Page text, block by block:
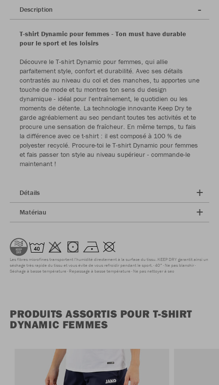
Description
T-shirt Dynamic pour femmes - Ton must have durable
pour le sport et les loisirs
Découvre le T-shirt Dynamic pour femmes, qui allie
parfaitement style, confort et durabilité. Avec ses détails
contrastés au niveau du col et des manches, tu apportes une
touche de mode et tu montres ton sens du design
dynamique - idéal pour l'entraînement, le quotidien ou les
moments de détente. La technologie innovante Keep Dry te
garde agréablement au sec pendant toutes tes activités et te
procure une sensation de fraîcheur. En même temps, tu fais
la différence avec ce t-shirt : il est composé à 100 % de
polyester recyclé. Procure-toi le T-shirt Dynamic pour femmes
et fais passer ton style au niveau supérieur - commande-le
maintenant !
Détails
Matériau
Les fibres microfines transportent l'humidité directement à la surface du tissu. KEEP DRY garantit ainsi un
séchage très rapide du tissu et vous évite de vous refroidir pendant le sport. 40° Ne pas blanchir
Séchage à basse température Repassage à basse température Ne pas nettoyer à sec
PRODUITS ASSORTIS POUR T-SHIRT
DYNAMIC FEMMES